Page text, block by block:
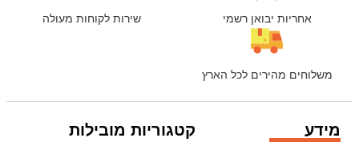
אחריות יבואן רשמי שירות לקוחות מעולה
משלוחים מהירים לכל הארץ
מידע קטגוריות מובילות